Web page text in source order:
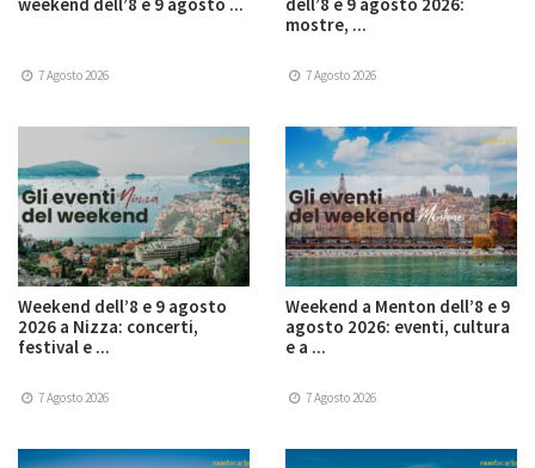
7 Agosto 2026
mostre, ...
7 Agosto 2026
Weekend dell’8 e 9 agosto
2026 a Nizza: concerti,
festival e ...
7 Agosto 2026
Weekend a Menton dell’8 e 9
agosto 2026: eventi, cultura
e a ...
7 Agosto 2026